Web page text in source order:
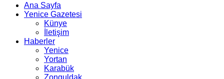
Ana Sayfa
Yenice Gazetesi
Künye
İletişim
Haberler
Yenice
Yortan
Karabük
Zonguldak